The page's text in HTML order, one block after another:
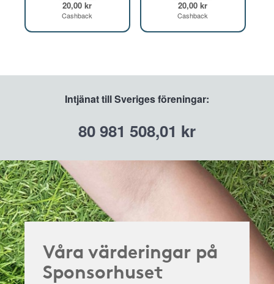
20,00 kr
Cashback
20,00 kr
Cashback
Intjänat till Sveriges föreningar:
80 981 508,01 kr
Våra värderingar på
Sponsorhuset